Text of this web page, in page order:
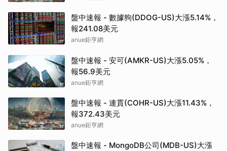
盤中速報 - 數據狗(DDOG-US)大漲5.14%，
報241.08美元
anue鉅亨網
盤中速報 - 安可(AMKR-US)大漲5.05%，
報56.9美元
anue鉅亨網
盤中速報 - 連貫(COHR-US)大漲11.43%，
報372.43美元
anue鉅亨網
盤中速報 - MongoDB公司(MDB-US)大漲